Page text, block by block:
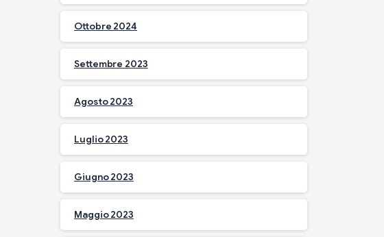
Ottobre 2024
Settembre 2023
Agosto 2023
Luglio 2023
Giugno 2023
Maggio 2023